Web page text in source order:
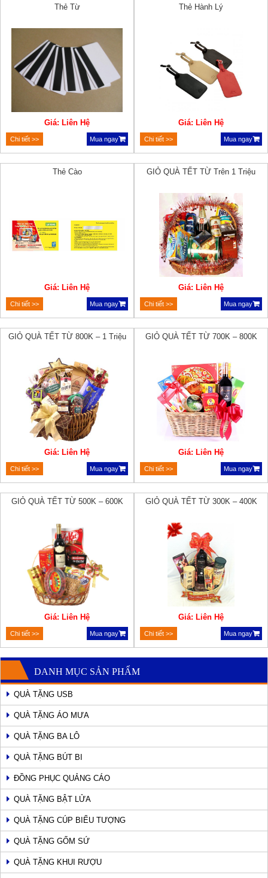
Thẻ Từ
Giá: Liên Hệ
Chi tiết >> Mua ngay
Thẻ Hành Lý
Giá: Liên Hệ
Chi tiết >> Mua ngay
Thẻ Cào
Giá: Liên Hệ
Chi tiết >> Mua ngay
GIỎ QUÀ TẾT TỪ Trên 1 Triệu
Giá: Liên Hệ
Chi tiết >> Mua ngay
GIỎ QUÀ TẾT TỪ 800K – 1 Triệu
Giá: Liên Hệ
Chi tiết >> Mua ngay
GIỎ QUÀ TẾT TỪ 700K – 800K
Giá: Liên Hệ
Chi tiết >> Mua ngay
GIỎ QUÀ TẾT TỪ 500K – 600K
Giá: Liên Hệ
Chi tiết >> Mua ngay
GIỎ QUÀ TẾT TỪ 300K – 400K
Giá: Liên Hệ
Chi tiết >> Mua ngay
DANH MỤC SẢN PHẨM
QUÀ TẶNG USB
QUÀ TẶNG ÁO MƯA
QUÀ TẶNG BA LÔ
QUÀ TẶNG BÚT BI
ĐỒNG PHỤC QUẢNG CÁO
QUÀ TẶNG BẬT LỬA
QUÀ TẶNG CÚP BIỂU TƯỢNG
QUÀ TẶNG GỐM SỨ
QUÀ TẶNG KHUI RƯỢU